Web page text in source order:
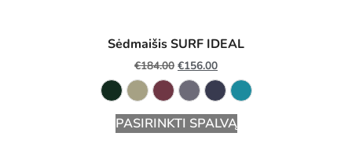
Sėdmaišis SURF IDEAL
€184.00 €156.00
PASIRINKTI SPALVĄ